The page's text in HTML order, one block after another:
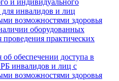
и индивидуального
для инвалидов и лиц
возможностями здоровья
оборудованных
проведения практических
обеспечении доступа в
инвалидов и лиц с
возможностями здоровья